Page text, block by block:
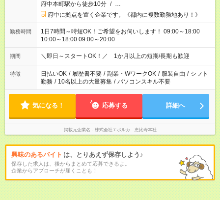
府中本町駅から徒歩10分 / …
府中に拠点を置く企業です。《都内に複数勤務地あり！》
勤務時間
1日7時間～時短OK！ご希望をお伺いします！ 09:00～18:00
10:00～18:00 09:00～20:00
期間 ＼即日～スタートOK！／ 1か月以上の短期/長期も歓迎
特徴 日払いOK / 履歴書不要 / 副業・WワークOK / 服装自由 / シフト
勤務 / 10名以上の大量募集 / パソコンスキル不要
気になる！ 応募する 詳細へ
掲載元企業名 株式会社エボルカ 恵比寿本社
興味のあるバイト は、とりあえず保存しよう♪
保存した求人は、後からまとめて応募できるよ。
企業からアプローチが届くことも！